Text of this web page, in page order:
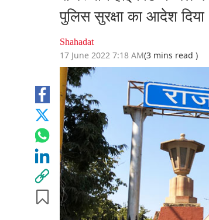
पुलिस सुरक्षा का आदेश दिया
Shahadat
17 June 2022 7:18 AM(3 mins read )